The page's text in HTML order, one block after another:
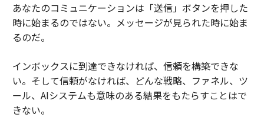
あなたのコミュニケーションは「送信」ボタンを押した
時に始まるのではない。メッセージが見られた時に始ま
るのだ。
インボックスに到達できなければ、信頼を構築できな
い。そして信頼がなければ、どんな戦略、ファネル、ツ
ール、AIシステムも意味のある結果をもたらすことはで
きない。